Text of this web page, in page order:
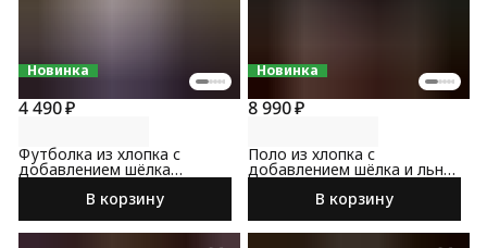
Новинка
4 490 ₽
Футболка из хлопка с
добавлением шёлка
светло-серого цвета
В корзину
Новинка
8 990 ₽
Поло из хлопка с
добавлением шёлка и льна
темно-синего цвета
В корзину